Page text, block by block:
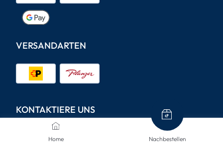
Home Nachbestellen
VERSANDARTEN
KONTAKTIERE UNS
Wir sind hier, um Ihnen zu helfen.